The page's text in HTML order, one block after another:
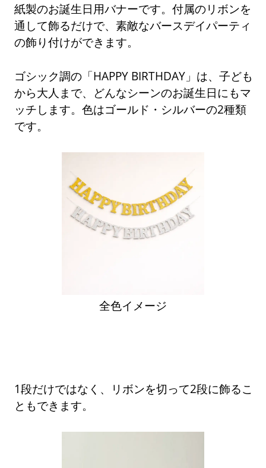
紙製のお誕生日用バナーです。付属のリボンを
通して飾るだけで、素敵なバースデイパーティ
の飾り付けができます。
ゴシック調の「HAPPY BIRTHDAY」は、子ども
から大人まで、どんなシーンのお誕生日にもマ
ッチします。色はゴールド・シルバーの2種類
です。
全色イメージ
1段だけではなく、リボンを切って2段に飾るこ
ともできます。